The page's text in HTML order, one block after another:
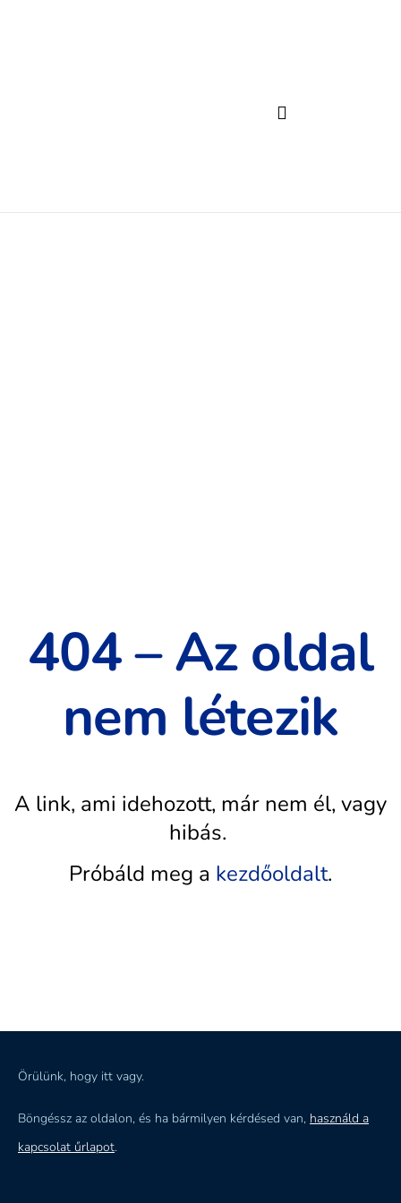
404 – Az oldal
nem létezik
A link, ami idehozott, már nem él, vagy
hibás.
Próbáld meg a kezdőoldalt.
Örülünk, hogy itt vagy.
Böngéssz az oldalon, és ha bármilyen kérdésed van, használd a
kapcsolat űrlapot.